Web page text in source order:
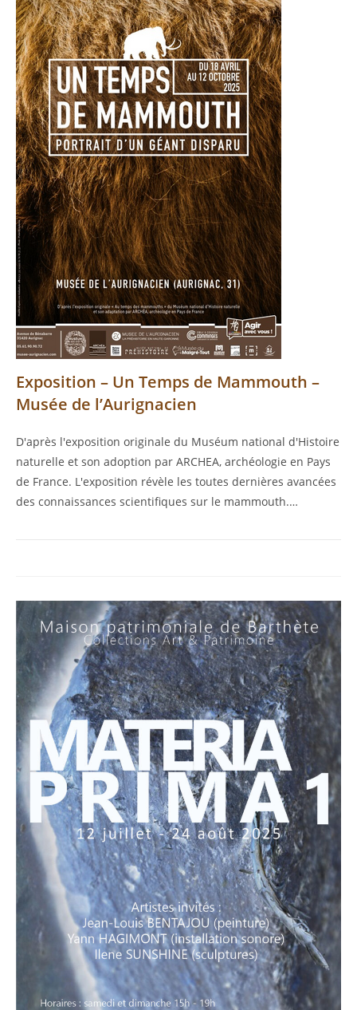
Exposition – Un Temps de Mammouth –
Musée de l’Aurignacien
D'après l'exposition originale du Muséum national d'Histoire
naturelle et son adoption par ARCHEA, archéologie en Pays
de France. L'exposition révèle les toutes dernières avancées
des connaissances scientifiques sur le mammouth.…